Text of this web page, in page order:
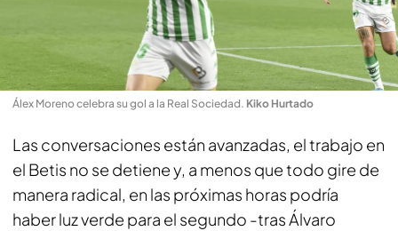
Álex Moreno celebra su gol a la Real Sociedad. Kiko Hurtado
Las conversaciones están avanzadas, el trabajo en
el Betis no se detiene y, a menos que todo gire de
manera radical, en las próximas horas podría
haberluz verde para el segundo -tras Álvaro